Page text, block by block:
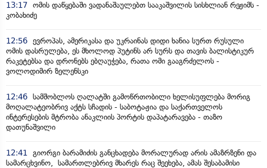
13:17 ომის დაწყებაში ვადანაშაულებთ სააკაშვილის სისხლიან რეჟიმს -
კობახიძე
12:56 ევროპას, ამერიკასა და უკრაინას დიდი ხანია სურთ რუსული
ომის დასრულება, ეს მხოლოდ პუტინს არ სურს და თავის ბალისტიკურ
რაკეტებსა და დრონებს ებღაუჭება, რათა ომი გააგრძელოს -
ვოლოდიმირ ზელენსკი
12:46 სამშობლოს ღალატში გამოწრთობილი ხელისუფლება მორიგ
მოღალატეობრივ აქტს სჩადის - საბოტაჟია და საქართველოს
ინტერესების მტრობა ანაკლიის პორტის დაპატარავება - თაზო
დათუნაშვილი
12:41 გიორგი ბარამიძის განცხადება მორალურად არის ამაზრზენი და
სამარცხვინო, სამართლებრივ მხარეს რაც შეეხება, ამას შესაბამისი